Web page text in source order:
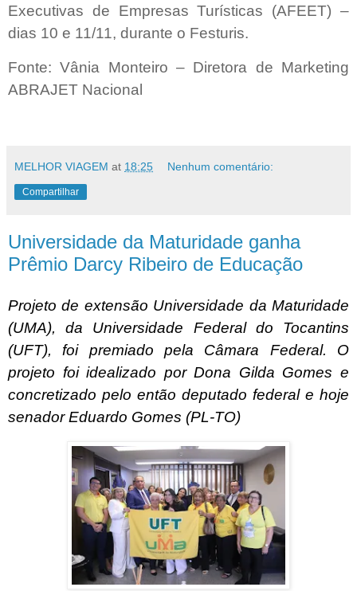
Executivas de Empresas Turísticas (AFEET) –
dias 10 e 11/11, durante o Festuris.
Fonte: Vânia Monteiro – Diretora de Marketing
ABRAJET Nacional
MELHOR VIAGEM at 18:25 Nenhum comentário:
Compartilhar
Universidade da Maturidade ganha
Prêmio Darcy Ribeiro de Educação
Projeto de extensão Universidade da Maturidade
(UMA), da Universidade Federal do Tocantins
(UFT), foi premiado pela Câmara Federal. O
projeto foi idealizado por Dona Gilda Gomes e
concretizado pelo então deputado federal e hoje
senador Eduardo Gomes (PL-TO)